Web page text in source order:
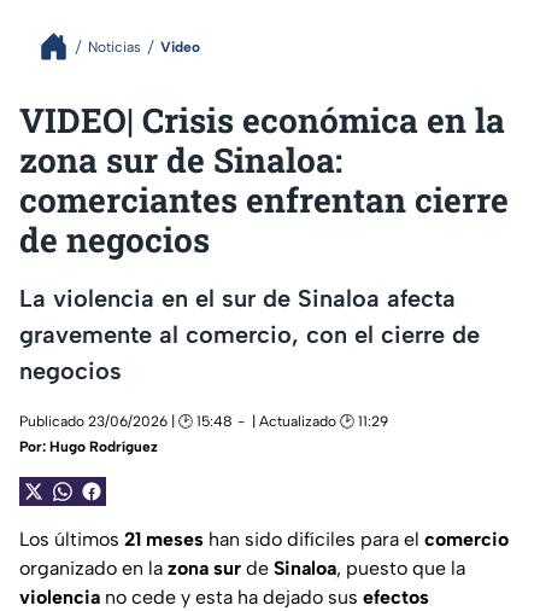
Noticias Video
VIDEO| Crisis económica en la
zona sur de Sinaloa:
comerciantes enfrentan cierre
de negocios
La violencia en el sur de Sinaloa afecta
gravemente al comercio, con el cierre de
negocios
Publicado 23/06/2026 | 🕑 15:48
| Actualizado 🕑 11:29
Por: Hugo Rodríguez
Los últimos 21 meses han sido difíciles para el comercio
organizado en la zona sur de Sinaloa, puesto que la
violencia no cede y esta ha dejado sus efectos